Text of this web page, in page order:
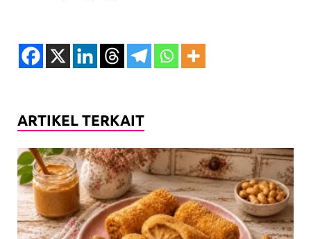
ARTIKEL TERKAIT